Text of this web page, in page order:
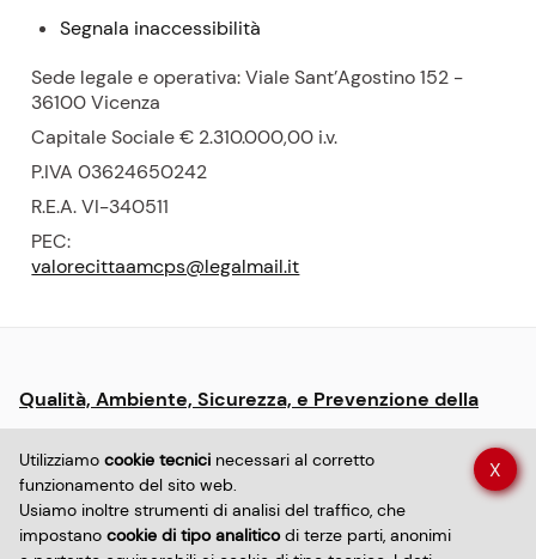
Utilizziamo cookie tecnici necessari al corretto
funzionamento del sito web.
Usiamo inoltre strumenti di analisi del traffico, che
impostano cookie di tipo analiticodi terze parti, anonimi
X
Segnala inaccessibilità
Sede legale e operativa: Viale Sant’Agostino 152 -
36100 Vicenza
Capitale Sociale € 2.310.000,00 i.v.
P.IVA 03624650242
R.E.A.VI-340511
PEC:
valorecittaamcps@legalmail.it
informative
e
policy
Qualità, Ambiente, Sicurezza, e Prevenzione della
Corruzione
Dichiarazione di accessibilità sito